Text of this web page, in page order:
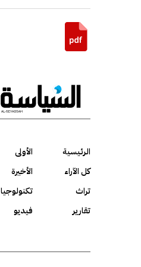
الرئيسية الأولى
كل الآراء
الأخيرة
تراث
تكنولوجيا
تقارير
فيديو